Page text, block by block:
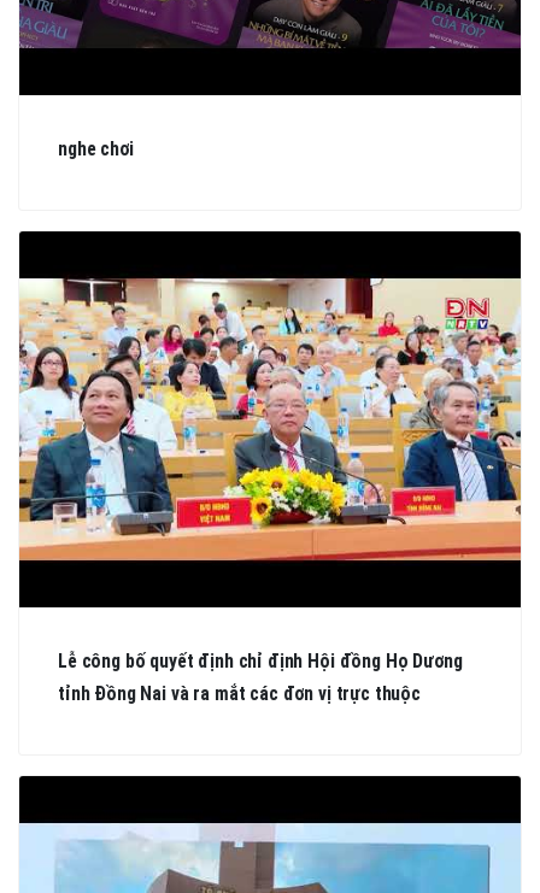
nghe chơi
Lễ công bố quyết định chỉ định Hội đồng Họ Dương
tỉnh Đồng Nai và ra mắt các đơn vị trực thuộc